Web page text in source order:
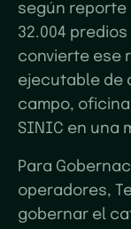
según reporte
32.004
convierte ese
ejecutable de
campo,
SINIC en una
Para
operadores,
gobernar el